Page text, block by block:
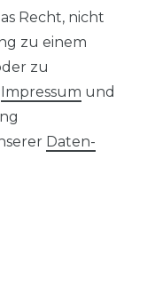
Recht, nicht
zu einem
zu
Impressum und
Daten­